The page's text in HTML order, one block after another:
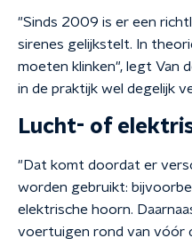
"Sinds 2009 is er een
sirenes gelijkstelt. In
moeten klinken", legt Van
in de praktijk wel degelijk
Lucht- of
"Dat komt doordat er
worden gebruikt:
elektrische hoorn.
voertuigen rond van vóór